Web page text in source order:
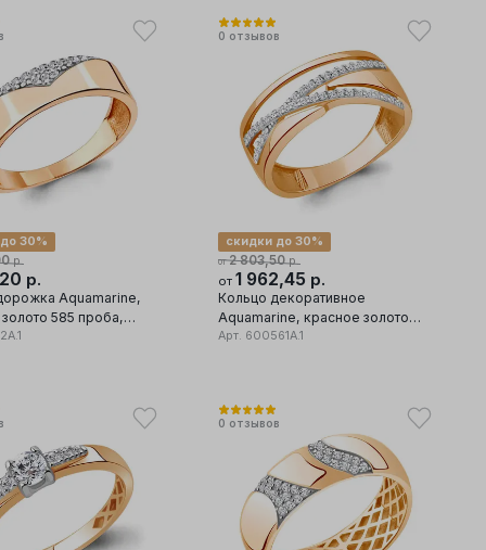
р.
30%
р.
Aquamarine,
585 проба,
0 отзывов
от2 803,50р.
скидки до 30%
от 1 962,45 р.
Кольцо декоративное
Aquamarine, красное золото
585 проба, вставка фианит
Арт. 600561А.1
0 отзывов